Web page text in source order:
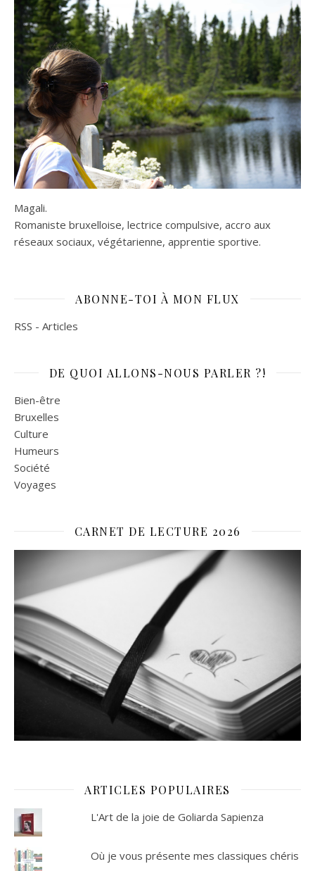
Magali.
Romaniste bruxelloise, lectrice compulsive, accro aux
réseaux sociaux, végétarienne, apprentie sportive.
ABONNE-TOI À MON FLUX
RSS - Articles
DE QUOI ALLONS-NOUS PARLER ?!
Bien-être
Bruxelles
Culture
Humeurs
Société
Voyages
CARNET DE LECTURE 2026
ARTICLES POPULAIRES
L'Art de la joie de Goliarda Sapienza
Où je vous présente mes classiques chéris